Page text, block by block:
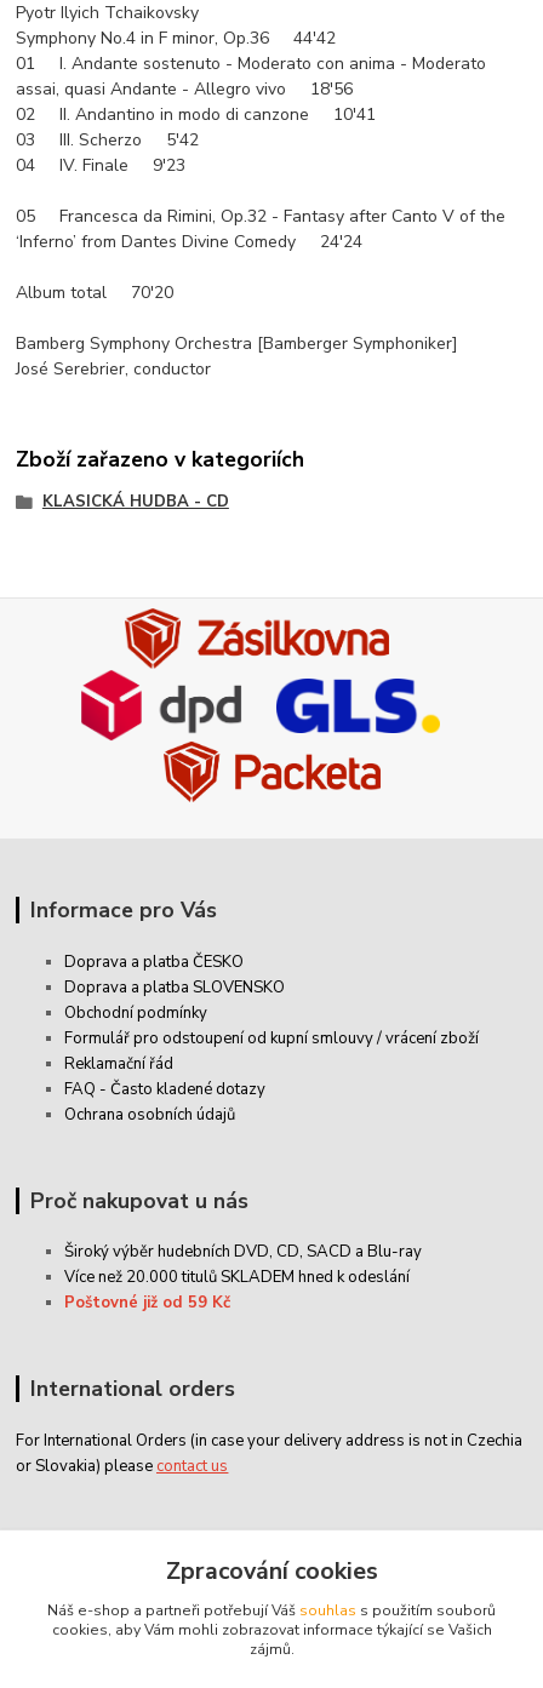
Pyotr Ilyich Tchaikovsky
Symphony No.4 in F minor, Op.36 44'42
01 I. Andante sostenuto - Moderato con anima - Moderato
assai, quasi Andante - Allegro vivo 18'56
02 II. Andantino in modo di canzone 10'41
03 III. Scherzo 5'42
04 IV. Finale 9'23
05 Francesca da Rimini, Op.32 - Fantasy after Canto V of the
‘Inferno’ from Dantes Divine Comedy 24'24
Album total 70'20
Bamberg Symphony Orchestra [Bamberger Symphoniker]
José Serebrier, conductor
Zboží zařazeno v kategoriích
KLASICKÁ HUDBA - CD
Informace pro Vás
Doprava a platba ČESKO
Doprava a platba SLOVENSKO
Obchodní podmínky
Formulář pro odstoupení od kupní smlouvy / vrácení zboží
Reklamační řád
FAQ - Často kladené dotazy
Ochrana osobních údajů
Proč nakupovat u nás
Široký výběr hudebních DVD, CD,SACD a Blu-ray
Více než 20.000 titulů SKLADEM hned k odeslání
Poštovné již od 59 Kč
International orders
For International Orders (in case your delivery address is not in Czechia
or Slovakia) please contact us
classicdvd@classicdvd.cz
Zpracování cookies
Náš e-shop a partneři potřebují Váš souhlas s použitím souborů
cookies, aby Vám mohli zobrazovat informace týkající se Vašich
zájmů.